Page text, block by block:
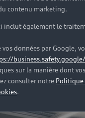
contenu marketing.
inclut également le
données par Google,
sur la manière dont vos
consulter notre Politique
.